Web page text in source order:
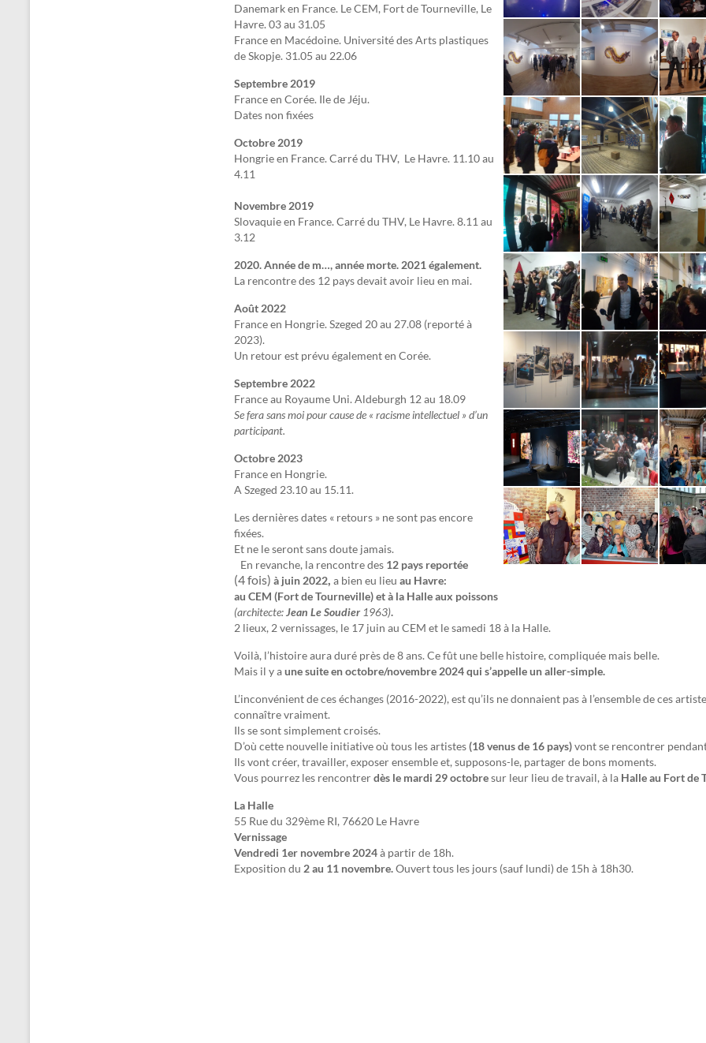
Danemark en France. Le CEM, Fort de Tourneville, Le
Havre. 03 au 31.05
France en Macédoine. Université des Arts plastiques
de Skopje. 31.05 au 22.06
Septembre 2019
France en Corée. Ile de Jéju.
Dates non fixées
Octobre 2019
Hongrie en France. Carré du THV, Le Havre. 11.10 au
4.11
Novembre 2019
Slovaquie en France. Carré du THV, Le Havre. 8.11 au
3.12
2020. Année de m…, année morte. 2021 également.
La rencontre des 12 pays devait avoir lieu en mai.
Août 2022
France en Hongrie. Szeged 20 au 27.08 (reporté à
2023).
Un retour est prévu également en Corée.
Septembre 2022
France au Royaume Uni. Aldeburgh 12 au 18.09
Se fera sans moi pour cause de « racisme intellectuel » d’un
participant.
Octobre 2023
France en Hongrie.
A Szeged 23.10 au 15.11.
Les dernières dates « retours » ne sont pas encore
fixées.
Et ne le seront sans doute jamais.
En revanche, la rencontre des 12 pays reportée
(4 fois) à juin 2022, a bien eu lieu au Havre:
au CEM (Fort de Tourneville) et à la Halle aux poissons
(architecte:Jean Le Soudier 1963).
2 lieux, 2 vernissages, le 17 juin au CEM et le samedi 18 à la Halle.
Voilà, l’histoire aura duré près de 8 ans. Ce fût une belle histoire, compliquée mais belle.
Mais il y aune suite en octobre/novembre 2024 qui s’appelle un aller-simple.
L’inconvénient de ces échanges (2016-2022), est qu’ils ne donnaient pas à l’ensemblede ces
connaître vraiment.
Ils se sont simplement croisés.
D’où cette nouvelle initiative où tous les artistes(18 venus de 16 pays)vont se rencontrer
Ils vont créer, travailler, exposer ensemble et, supposons-le, partager de bons moments.
Vous pourrez les rencontrerdès le mardi 29 octobresur leur lieu de travail, à la Halle au Fort de
La Halle
55 Rue du 329ème RI, 76620 Le Havre
Vernissage
Vendredi 1er novembre 2024à partir de 18h.
Exposition du 2 au 11 novembre.Ouvert tous les jours (sauf lundi) de 15h à 18h30.